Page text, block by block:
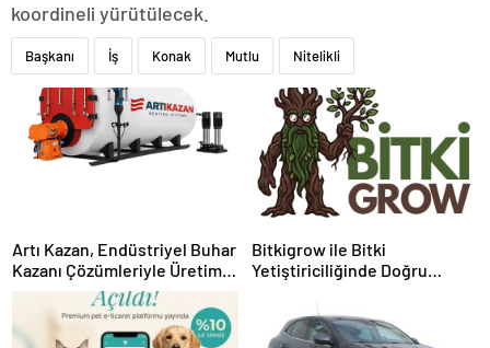
koordineli yürütülecek.
Başkanı İş Konak Mutlu Nitelikli
Artı Kazan, Endüstriyel Buhar
Kazanı Çözümleriyle Üretim
Tesislerine Verimli Sistemler
Sunuyor
Bitkigrow ile Bitki
Yetiştiriciliğinde Doğru